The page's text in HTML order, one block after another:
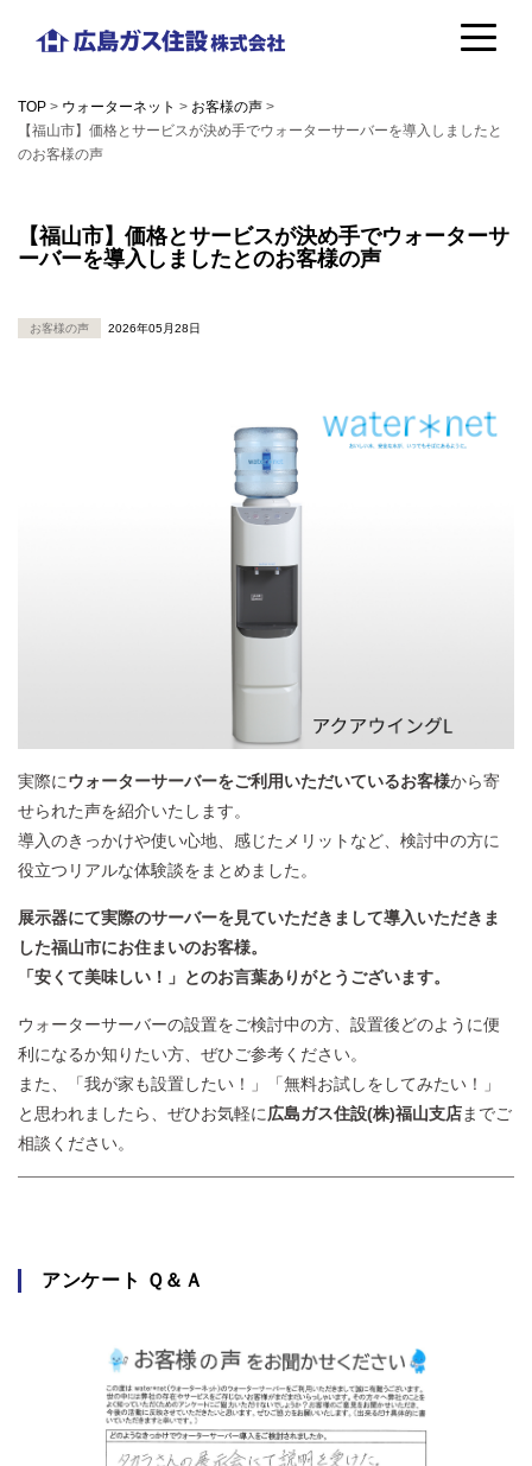
テ
ス
ッ
島
設
式
TOP > ウォーターネット > お客様の声 >
【福山市】価格とサービスが決め手でウォーターサーバーを導入しましたと
のお客様の声
【福山市】価格とサービスが決め手でウォーターサ
ーバーを導入しましたとのお客様の声
お客様の声 2026年05月28日
実際にウォーターサーバーをご利用いただいているお客様から寄
せられた声を紹介いたします。
導入のきっかけや使い心地、感じたメリットなど、検討中の方に
役立つリアルな体験談をまとめました。
展示器にて実際のサーバーを見ていただきまして導入いただきま
した福山市にお住まいのお客様。
「安くて美味しい！」とのお言葉ありがとうございます。
ウォーターサーバーの設置をご検討中の方、設置後どのように便
利になるか知りたい方、ぜひご参考ください。
また、「我が家も設置したい！」「無料お試しをしてみたい！」
と思われましたら、ぜひお気軽に広島ガス住設(株)福山支店までご
相談ください。
アンケート Ｑ＆Ａ